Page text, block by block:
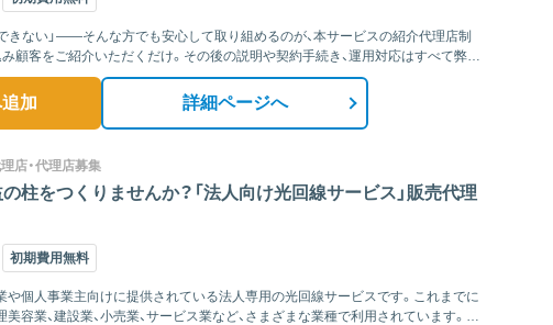
きない」——そんな方でも安心して取り組めるのが、本サービスの紹介代理店制
顧客をご紹介いただくだけ。その後の説明や契約手続き、運用対応はすべて弊社
加 詳細ページへ
店・代理店募集
柱をつくりませんか？「法人向け光回線サービス」販売代理
初期費用無料
や個人事業主向けに提供されている法人専用の光回線サービスです。これまでに
容業、建設業、小売業、サービス業など、さまざまな業種で利用されています。さ